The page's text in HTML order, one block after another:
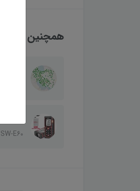
همچنین
آموزش
SW-E60